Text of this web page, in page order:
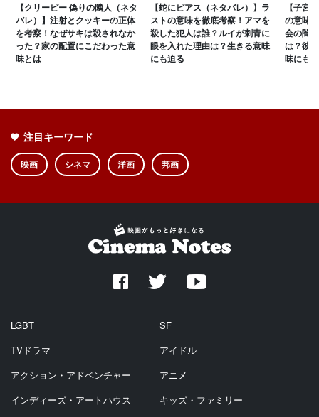
【クリーピー 偽りの隣人（ネタ
バレ）】注射とクッキーの正体
を考察！なぜサキは殺されなか
った？家の配置にこだわった意
味とは
【蛇にピアス（ネタバレ）】ラ
ストの意味を徹底考察！アマを
殺した犯人は誰？ルイが刺青に
眼を入れた理由は？生きる意味
にも迫る
【子宮
の意味
会の闇
は？彼
味にも
注目キーワード
映画 シネマ 洋画 邦画
LGBT
SF
TVドラマ
アイドル
アクション・アドベンチャー
アニメ
インディーズ・アートハウス
キッズ・ファミリー